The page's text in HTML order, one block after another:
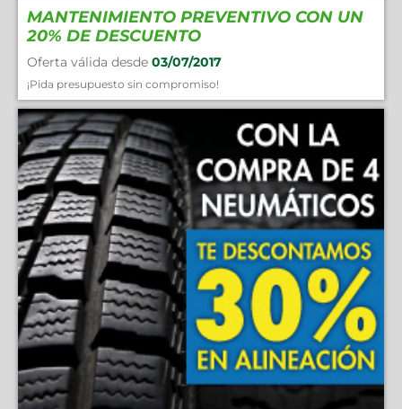
MANTENIMIENTO PREVENTIVO CON UN
20% DE DESCUENTO
Oferta válida desde 03/07/2017
¡Pida presupuesto sin compromiso!